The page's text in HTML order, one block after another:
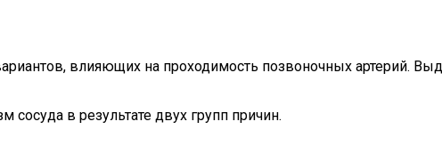
влияющих на проходимость позвоночных артерий.
в результате двух групп причин.